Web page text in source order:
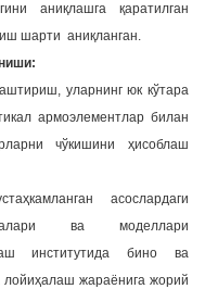
аниқлашга қаратилган
шарти аниқланган.
уларнинг юк кўтара
армоэлементлар билан
чўкишини ҳисоблаш
асослардаги
ва моделлари
институтида бино ва
жараёнига жорий